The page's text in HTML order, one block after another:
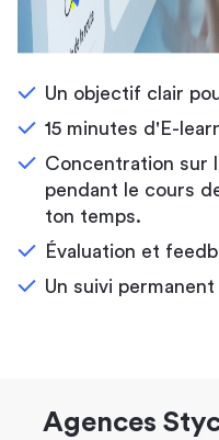
Un objectif clair
15 minutes d'E-
Concentration sur
pendant le cours
ton temps.
Évaluation et
Un suivi
Agences